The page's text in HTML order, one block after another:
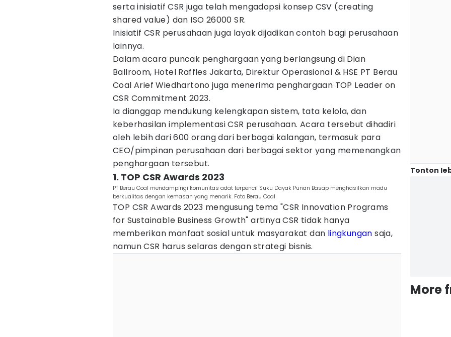
serta inisiatif CSR juga telah mengadopsi konsep CSV (creating
shared value) dan ISO 26000 SR.
Inisiatif CSR perusahaan juga layak dijadikan contoh bagi perusahaan
lainnya.
Dalam acara puncak penghargaan yang berlangsung di Dian
Ballroom, Hotel Raffles Jakarta, Direktur Operasional & HSE PT Berau
Coal Arief Wiedhartono juga menerima penghargaan TOP Leader on
CSR Commitment 2023.
Ia dianggap mendukung kelengkapan sistem, tata kelola, dan
keberhasilan implementasi CSR perusahaan. Acara tersebut dihadiri
oleh lebih dari 600 orang dari berbagai kalangan, termasuk para
CEO/pimpinan perusahaan dari berbagai sektor yang memenangkan
penghargaan tersebut.
1. TOP CSR Awards 2023
PT Berau Coal mendampingi komunitas adat terpencil Suku Dayak Punan Basap menghasilkan madu
berkualitas dengan kemasan yang menarik. Foto Berau Coal
TOP CSR Awards 2023 mengusung tema "CSR Innovation Programs
for Sustainable Business Growth" artinya CSR tidak hanya
memberikan manfaat sosial untuk masyarakat dan lingkungan saja,
namun CSR harus selaras dengan strategi bisnis.
Tonton
More